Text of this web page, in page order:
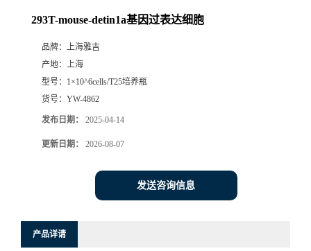
293T-mouse-detin1a基因过表达细胞
品牌： 上海雅吉
产地： 上海
型号： 1×10^6cells/T25培养瓶
货号： YW-4862
发布日期： 2025-04-14
更新日期： 2026-08-07
发送咨询信息
产品详请